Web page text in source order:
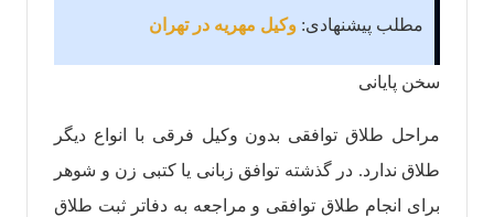
مطلب پیشنهادی: وکیل مهریه در تهران
سخن پایانی
مراحل طلاق توافقی بدون وکیل فرقی با انواع دیگر
طلاق ندارد. در گذشته توافق زبانی یا کتبی زن و شوهر
برای انجام طلاق توافقی و مراجعه به دفاتر ثبت طلاق